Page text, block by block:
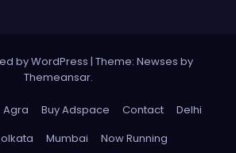
by WordPress | Theme: Newses by
Themeansar.
Agra Buy Adspace Contact
Delhi
Mumbai Now Running